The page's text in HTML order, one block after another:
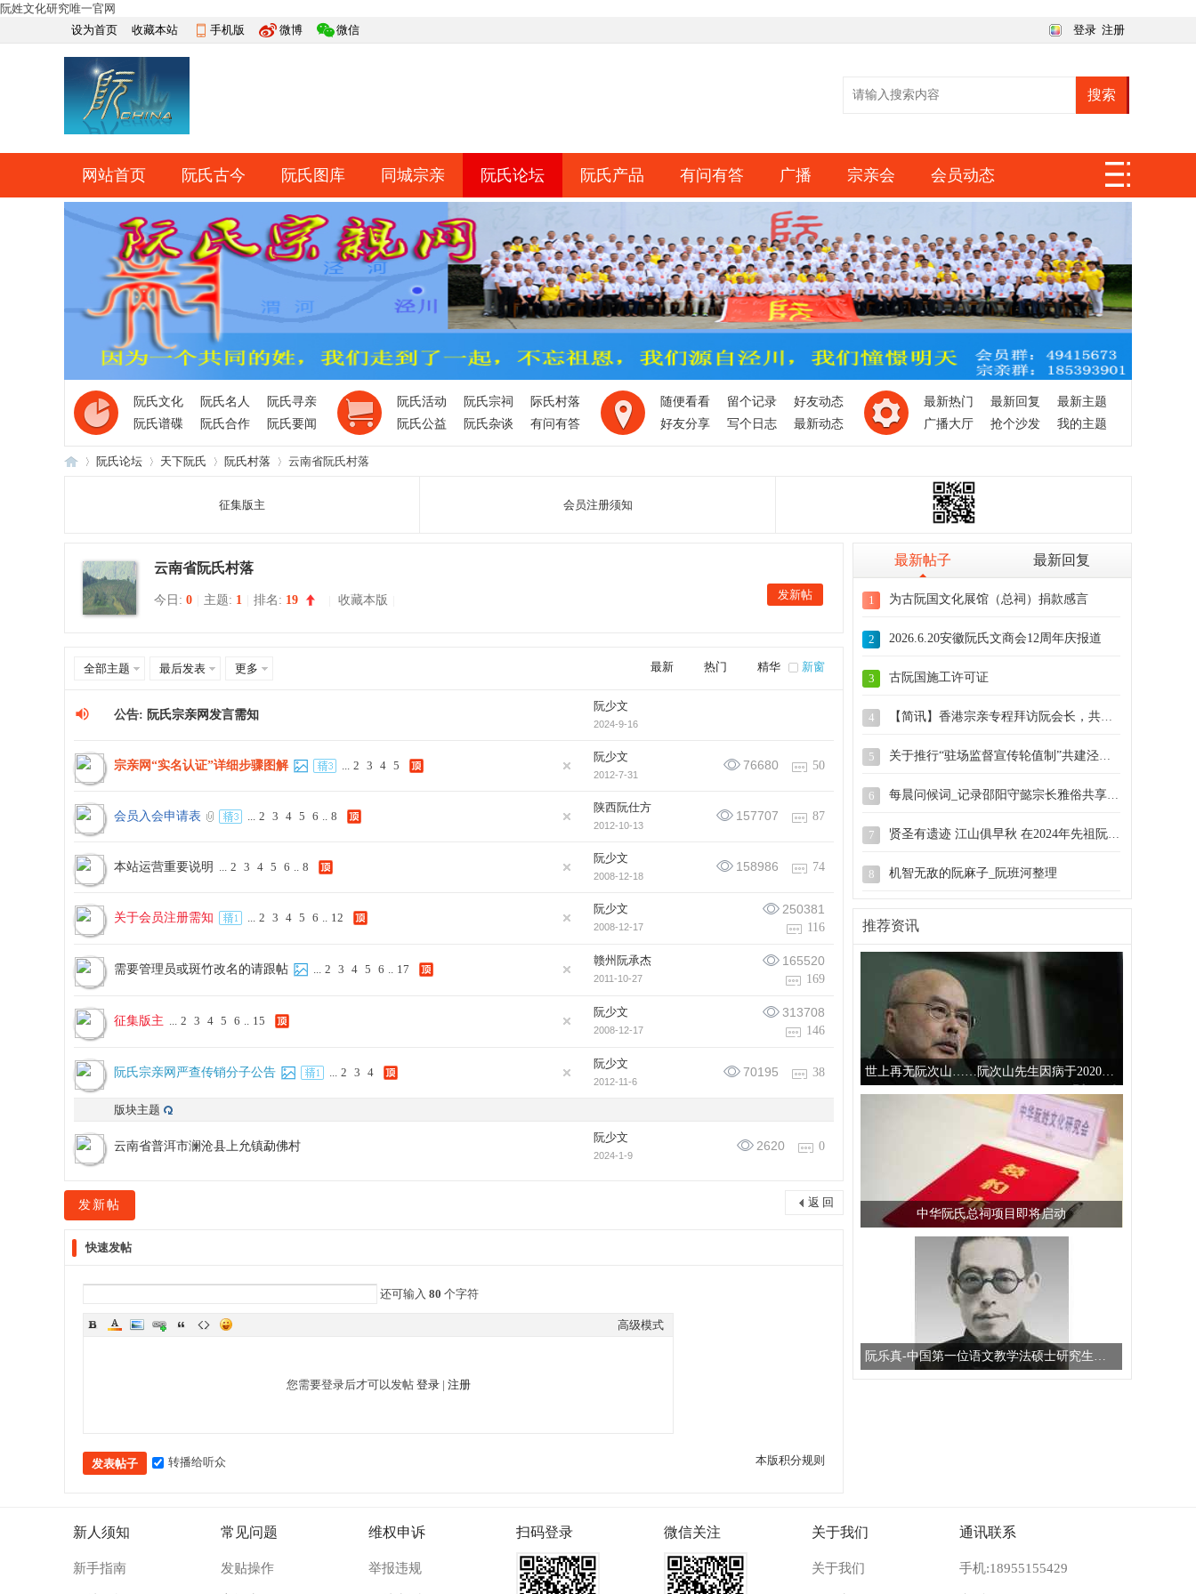
阮姓文化研究唯一官网
设为首页
收藏本站 手机版 微博 微信 登录 注册
搜索
快捷导航
网站首页 阮氏古今 阮氏图库 同城宗亲 阮氏论坛 阮氏产品 有问有答 广播 宗亲会 会员动态
网上祭祀 排行榜 导读 日志
阮氏文化 阮氏名人
阮氏寻亲
阮氏谱碟
阮氏合作 阮氏要闻
阮氏活动 阮氏宗祠
际氏村落
阮氏公益
阮氏杂谈 有问有答
随便看看 留个记录
好友动态
好友分享
写个日志 最新动态
最新热门 最新回复
最新主题
广播大厅
抢个沙发 我的主题
阮氏论坛 天下阮氏 阮氏村落 云南省阮氏村落
征集版主 会员注册须知
云南省阮氏村落
今日: 0 主题: 1 排名: 19 收藏本版 发新帖
全部主题 最后发表 更多 最新 热门 精华 新窗
公告: 阮氏宗亲网发言需知
阮少文
2024-9-16
宗亲网“实名认证”详细步骤图解 ... 2 3 4 5
阮少文
2012-7-31
76680 50
会员入会申请表 ... 2 3 4 5 6 .. 8
陕西阮仕方
2012-10-13
157707 87
本站运营重要说明 ... 2 3 4 5 6 .. 8
阮少文
2008-12-18
158986 74
关于会员注册需知 ... 2 3 4 5 6 .. 12
阮少文
2008-12-17
250381
116
需要管理员或斑竹改名的请跟帖 ... 2 3 4 5 6 .. 17
赣州阮承杰
2011-10-27
165520
169
征集版主 ... 2 3 4 5 6 .. 15
阮少文
2008-12-17
313708
146
阮氏宗亲网严查传销分子公告 ... 2 3 4
阮少文
2012-11-6
70195 38
版块主题
云南省普洱市澜沧县上允镇勐佛村
阮少文
2024-1-9
2620 0
返 回
发新帖
快速发帖
还可输入 80 个字符
高级模式
您需要登录后才可以发帖 登录| 注册
本版积分规则
发表帖子 转播给听众
最新帖子 最新回复
1 为古阮国文化展馆（总祠）捐款感言
2 2026.6.20安徽阮氏文商会12周年庆报道
3 古阮国施工许可证
4 【简讯】香港宗亲专程拜访阮会长，共商古阮
5 关于推行“驻场监督宣传轮值制”共建泾川总
6 每晨问候词_记录邵阳守懿宗长雅俗共享的文
7 贤圣有遗迹 江山俱早秋 在2024年先祖阮弥之
8 机智无敌的阮麻子_阮班河整理
10 广东潭冈阮氏族谱第二册P146.RHY20260518
推荐资讯
世上再无阮次山……阮次山先生因病于2020年5月17日在
中华阮氏总祠项目即将启动
阮乐真-中国第一位语文教学法硕士研究生导师
新人须知
新手指南
常见问题
发贴操作
维权申诉
举报违规
扫码登录 微信关注 关于我们
关于我们
通讯联系
手机:18955155429